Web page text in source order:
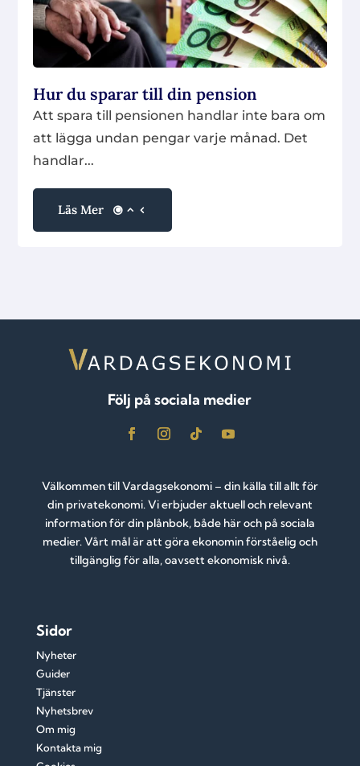
Hur du sparar till din pension
Att spara till pensionen handlar inte bara om
att lägga undan pengar varje månad. Det
handlar...
Läs Mer
Följ på sociala medier
Välkommen till Vardagsekonomi – din källa till allt för
din privatekonomi. Vi erbjuder aktuell och relevant
information för din plånbok, både här och på sociala
medier. Vårt mål är att göra ekonomin förståelig och
tillgänglig för alla, oavsett ekonomisk nivå.
Sidor
Nyheter
Guider
Tjänster
Nyhetsbrev
Om mig
Kontakta mig